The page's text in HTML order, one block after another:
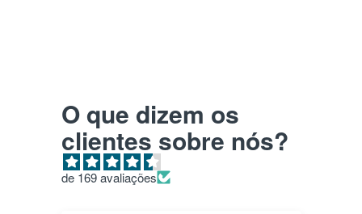
O que dizem os
clientes sobre nós?
de 169 avaliações